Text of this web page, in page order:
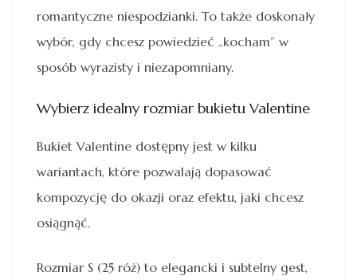
romantyczne niespodzianki. To także doskonały
wybór, gdy chcesz powiedzieć „kocham” w
sposób wyrazisty i niezapomniany.
Wybierz idealny rozmiar bukietu Valentine
Bukiet Valentine dostępny jest w kilku
wariantach, które pozwalają dopasować
kompozycję do okazji oraz efektu, jaki chcesz
osiągnąć.
Rozmiar S (25 róż) to elegancki i subtelny gest,